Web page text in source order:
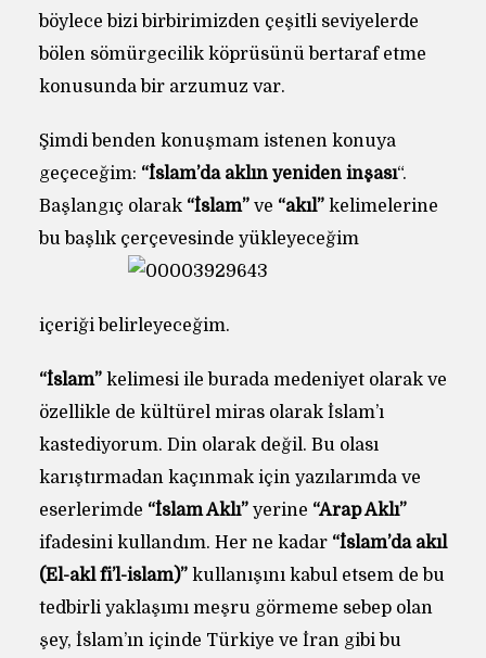
böylece bizi birbirimizden çeşitli seviyelerde
bölen sömürgecilik köprüsünü bertaraf etme
konusunda bir arzumuz var.
Şimdi benden konuşmam istenen konuya
geçeceğim: “İslam’da aklın yeniden inşası“.
Başlangıç olarak “İslam”ve “akıl”kelimelerine
bu başlık çerçevesinde yükleyeceğim
içeriği belirleyeceğim.
“İslam” kelimesi ile burada medeniyet olarak ve
özellikle de kültürel miras olarak İslam’ı
kastediyorum. Din olarak değil. Bu olası
karıştırmadan kaçınmak için yazılarımda ve
eserlerimde “İslam Aklı”yerine “Arap Aklı”
ifadesini kullandım. Her ne kadar “İslam’da akıl
(El-akl fi’l-islam)”kullanışını kabul etsem de bu
tedbirli yaklaşımı meşru görmeme sebep olan
şey, İslam’ın içinde Türkiye ve İran gibi bu